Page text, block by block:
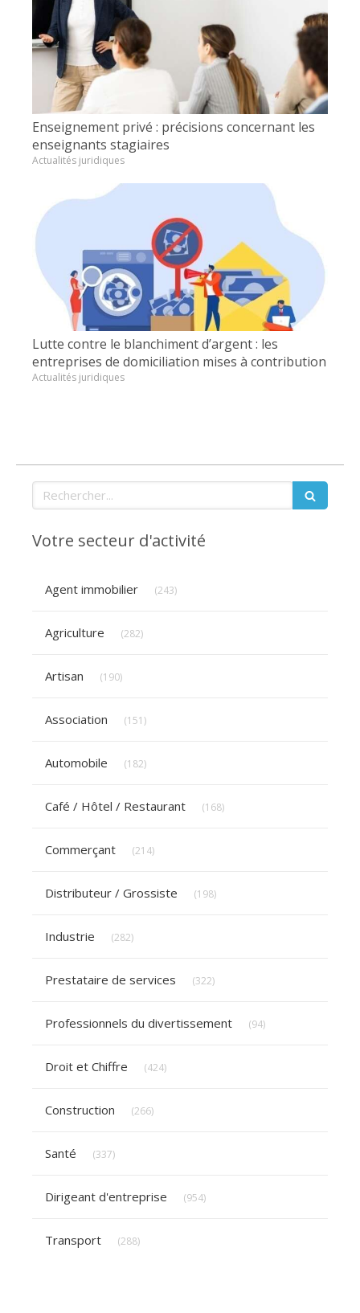
Enseignement privé : précisions concernant les
enseignants stagiaires
Actualités juridiques
Lutte contre le blanchiment d’argent : les
entreprises de domiciliation mises à contribution
Actualités juridiques
Rechercher
Votre secteur d'activité
Agent immobilier (243)
Agriculture (282)
Artisan (190)
Association (151)
Automobile (182)
Café / Hôtel / Restaurant (168)
Commerçant (214)
Distributeur / Grossiste (198)
Industrie (282)
Prestataire de services (322)
Professionnels du divertissement (94)
Droit et Chiffre (424)
Construction (266)
Santé (337)
Dirigeant d'entreprise (954)
Transport (288)